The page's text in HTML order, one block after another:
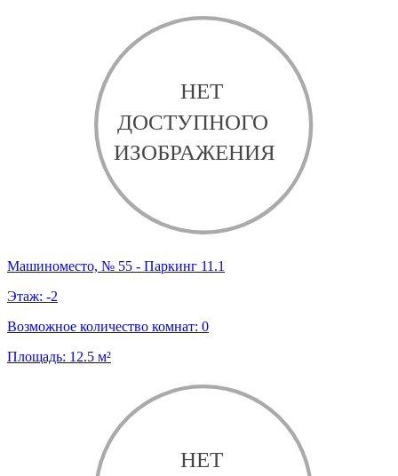
Машиноместо, № 55 - Паркинг 11.1
Этаж: -2
Возможное количество комнат: 0
Площадь: 12.5 м²